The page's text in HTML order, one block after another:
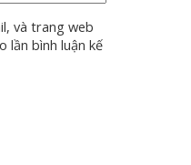
và trang web
lần bình luận kế